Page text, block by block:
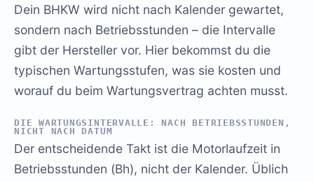
Dein BHKW wird nicht nach Kalender gewartet,
sondern nach Betriebsstunden – die Intervalle
gibt der Hersteller vor. Hier bekommst du die
typischen Wartungsstufen, was sie kosten und
worauf du beim Wartungsvertrag achten musst.
DIE WARTUNGSINTERVALLE: NACH BETRIEBSSTUNDEN,
NICHT NACH DATUM
Der entscheidende Takt ist die Motorlaufzeit in
Betriebsstunden (Bh), nicht der Kalender. Üblich